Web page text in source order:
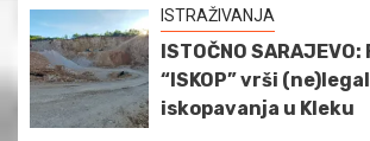
ISTRAŽIVANJA
ISTOČNO
“ISKOP” vrši
iskopavanja u Kleku